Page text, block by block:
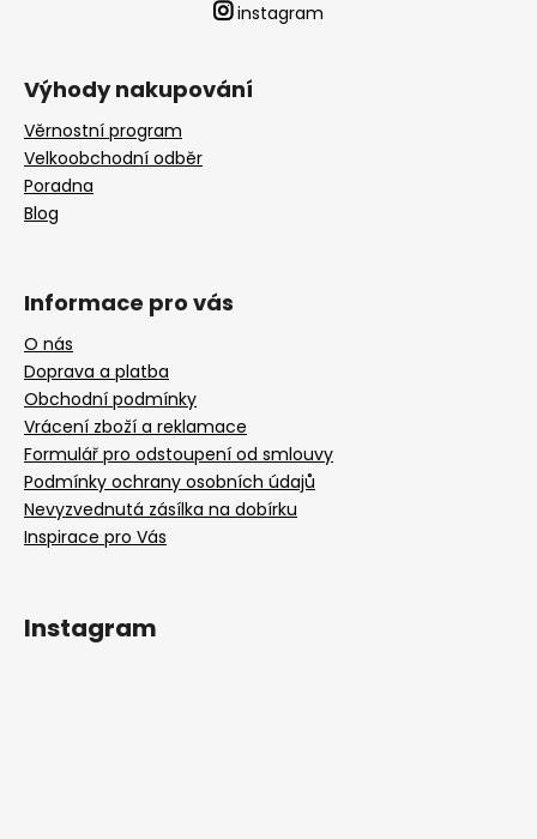
instagram
Výhody nakupování
Věrnostní program
Velkoobchodní odběr
Poradna
Blog
Informace pro vás
O nás
Doprava a platba
Obchodní podmínky
Vrácení zboží a reklamace
Formulář pro odstoupení od smlouvy
Podmínky ochrany osobních údajů
Nevyzvednutá zásílka na dobírku
Inspirace pro Vás
Instagram